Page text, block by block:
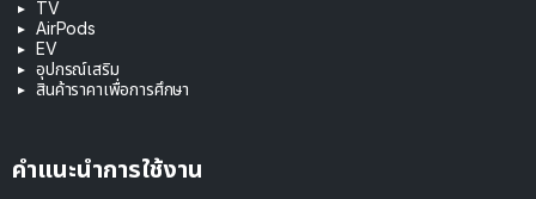
TV
AirPods
EV
อุปกรณ์เสริม
สินค้าราคาเพื่อการศึกษา
คำแนะนำการใช้งาน